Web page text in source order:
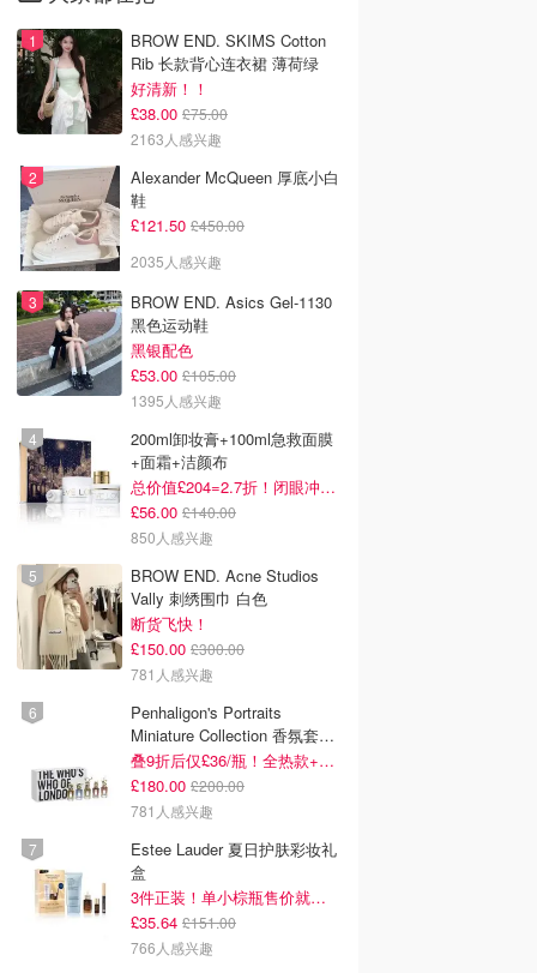
BROW END. SKIMS Cotton
Rib 长款背心连衣裙 薄荷绿
好清新！！
£38.00 £75.00
2163人感兴趣
Alexander McQueen 厚底小白
鞋
£121.50 £450.00
2035人感兴趣
BROW END. Asics Gel-1130
黑色运动鞋
黑银配色
£53.00 £105.00
1395人感兴趣
200ml卸妆膏+100ml急救面膜
+面霜+洁颜布
总价值£204=2.7折！闭眼冲这套！
£56.00 £140.00
850人感兴趣
BROW END. Acne Studios
Vally 刺绣围巾 白色
断货飞快！
£150.00 £300.00
781人感兴趣
Penhaligon's Portraits
Miniature Collection 香氛套装
5瓶装
叠9折后仅£36/瓶！全热款+标志性兽首头
£180.00 £200.00
781人感兴趣
Estee Lauder 夏日护肤彩妆礼
盒
3件正装！单小棕瓶售价就要£65！
£35.64 £151.00
766人感兴趣